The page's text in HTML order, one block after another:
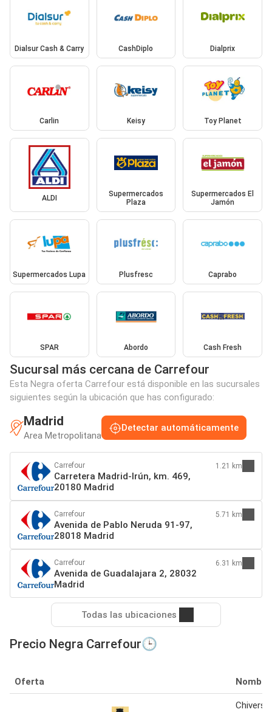
Dialsur Cash & Carry CashDiplo Dialprix
Carlin Keisy Toy Planet
ALDI
Supermercados
Plaza
Supermercados El
Jamón
Supermercados Lupa Plusfresc Caprabo
SPAR Abordo Cash Fresh
Sucursal más cercana de Carrefour
Esta Negra oferta Carrefour está disponible en las sucursales
siguientes según la ubicación que has configurado:
Madrid
Area Metropolitana
Detectar automáticamente
Carrefour
Carretera Madrid-Irún, km. 469,
20180 Madrid
1.21 km
Carrefour
Avenida de Pablo Neruda 91-97,
28018 Madrid
5.71 km
Carrefour
Avenida de Guadalajara 2, 28032
Madrid
6.31 km
Todas las ubicaciones
Precio Negra Carrefour🕒
Oferta Nombre
Chivers -